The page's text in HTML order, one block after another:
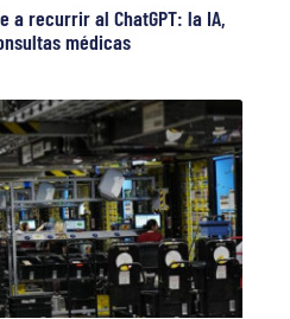
a recurrir al ChatGPT: la IA,
médicas